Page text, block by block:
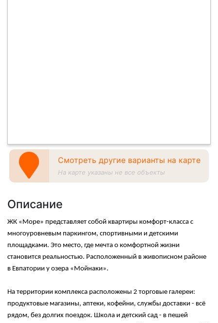
Смотреть другие варианты на карте
На карте указаны не все объекты
Описание
ЖК «Море» представляет собой квартиры комфорт-класса с
многоуровневым паркингом, спортивными и детскими
площадками. Это место, где мечта о комфортной жизни
становится реальностью. Расположенный в живописном районе
в Евпатории у озера «Мойнаки».
На территории комплекса расположены 2 торговые галереи:
продуктовые магазины, аптеки, кофейни, службы доставки - всё
рядом, без долгих поездок. Школа и детский сад - в пешей